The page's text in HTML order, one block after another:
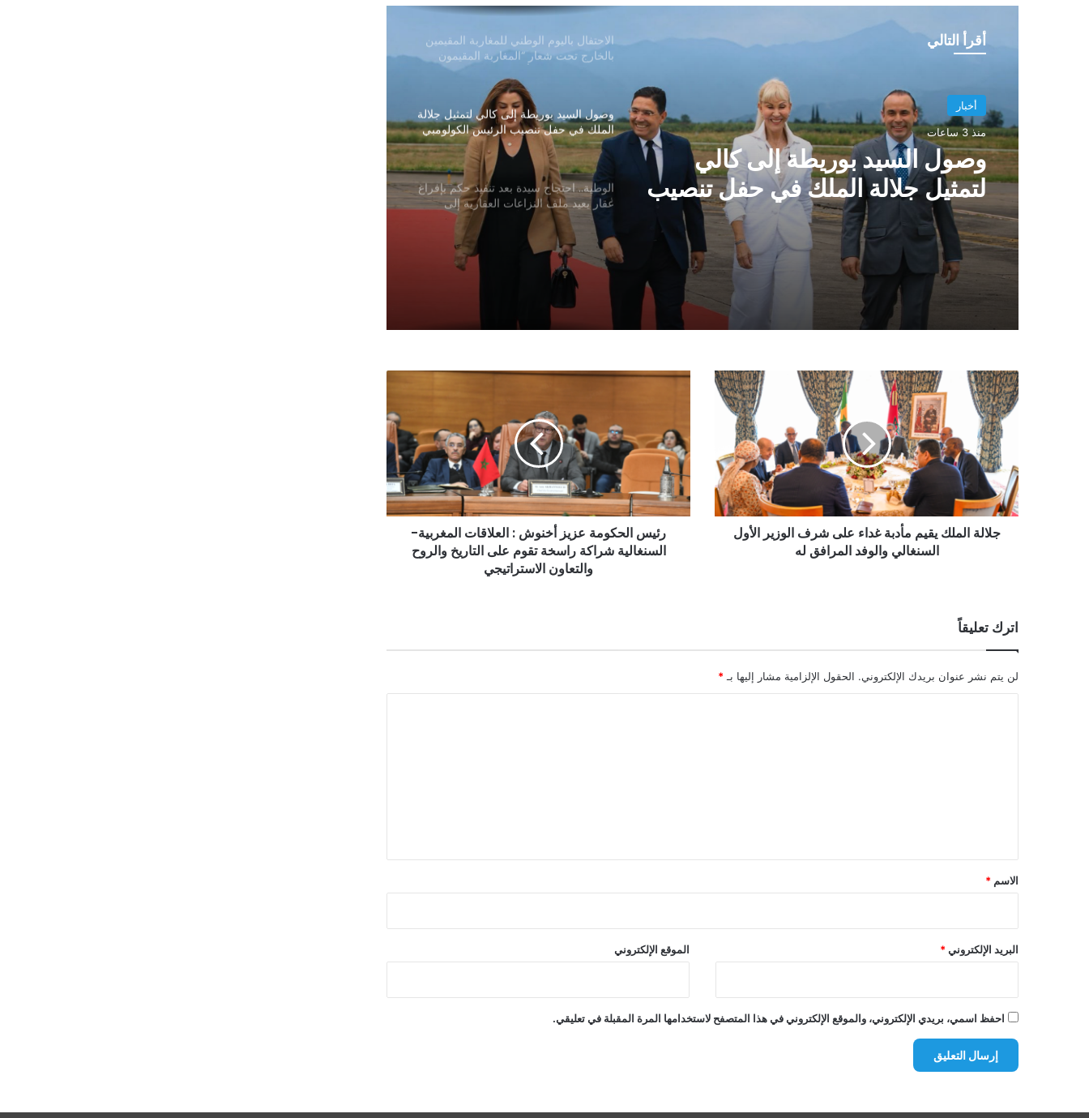
أقرأ التالي
أخبار
منذ 3 ساعات
وصول السيد بوريطة إلى كالي
لتمثيل جلالة الملك في حفل تنصيب
الرئيس الكولومبي الجديد
الاحتفال باليوم الوطني للمغاربة المقيمين
بالخارج تحت شعار “المغاربة المقيمون
بالخارج في خدمة أوراش المغرب 2030”
وصول السيد بوريطة إلى كالي لتمثيل جلالة
الملك في حفل تنصيب الرئيس الكولومبي
الجديد
الوطية.. احتجاج سيدة بعد تنفيذ حكم بإفراغ
عقار يعيد ملف النزاعات العقارية إلى
الواجهة
جلالة الملك يقيم مأدبة غداء على شرف الوزير الأول
السنغالي والوفد المرافق له
رئيس الحكومة عزيز أخنوش : العلاقات المغربية-
السنغالية شراكة راسخة تقوم على التاريخ والروح
والتعاون الاستراتيجي
اترك تعليقاً
لن يتم نشر عنوان بريدك الإلكتروني. الحقول الإلزامية مشار إليها بـ *
*
الاسم *
البريد الإلكتروني * الموقع الإلكتروني
احفظ اسمي، بريدي الإلكتروني، والموقع الإلكتروني في هذا المتصفح لاستخدامها المرة المقبلة في تعليقي.